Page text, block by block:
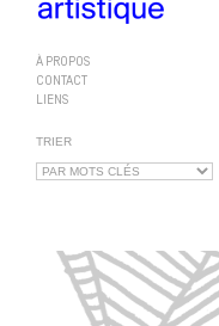
À PROPOS
CONTACT
LIENS
TRIER